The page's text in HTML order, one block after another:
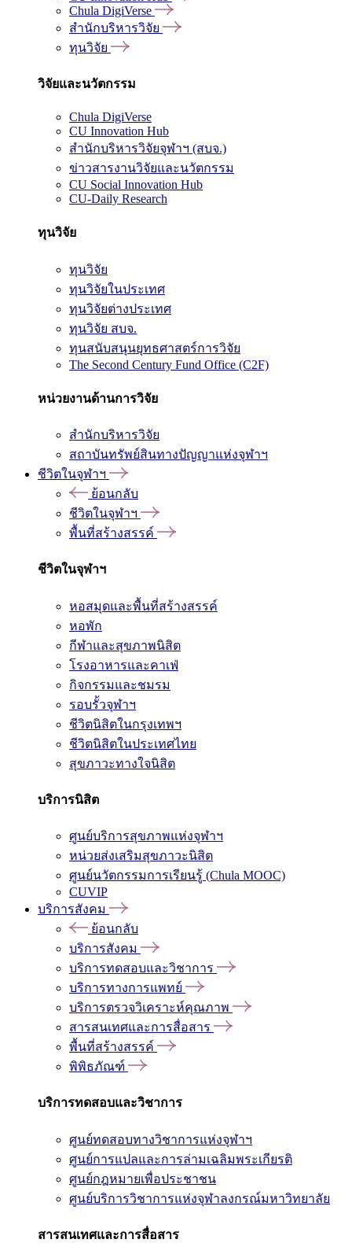
Chula DigiVerse
สำนักบริหารวิจัย
ทุนวิจัย
วิจัยและนวัตกรรม
Chula DigiVerse
CU Innovation Hub
สำนักบริหารวิจัยจุฬาฯ (สบจ.)
ข่าวสารงานวิจัยและนวัตกรรม
CU Social Innovation Hub
CU-Daily Research
ทุนวิจัย
ทุนวิจัย
ทุนวิจัยในประเทศ
ทุนวิจัยต่างประเทศ
ทุนวิจัย สบจ.
ทุนสนับสนุนยุทธศาสตร์การวิจัย
The Second Century Fund Office (C2F)
หน่วยงานด้านการวิจัย
สำนักบริหารวิจัย
สถาบันทรัพย์สินทางปัญญาแห่งจุฬาฯ
ชีวิตในจุฬาฯ
ย้อนกลับ
ชีวิตในจุฬาฯ
พื้นที่สร้างสรรค์
ชีวิตในจุฬาฯ
หอสมุดและพื้นที่สร้างสรรค์
หอพัก
กีฬาและสุขภาพนิสิต
โรงอาหารและคาเฟ่
กิจกรรมและชมรม
รอบรั้วจุฬาฯ
ชีวิตนิสิตในกรุงเทพฯ
ชีวิตนิสิตในประเทศไทย
สุขภาวะทางใจนิสิต
บริการนิสิต
ศูนย์บริการสุขภาพแห่งจุฬาฯ
หน่วยส่งเสริมสุขภาวะนิสิต
ศูนย์นวัตกรรมการเรียนรู้ (Chula MOOC)
CUVIP
บริการสังคม
ย้อนกลับ
บริการสังคม
บริการทดสอบและวิชาการ
บริการทางการแพทย์
บริการตรวจวิเคราะห์คุณภาพ
สารสนเทศและการสื่อสาร
พื้นที่สร้างสรรค์
พิพิธภัณฑ์
บริการทดสอบและวิชาการ
ศูนย์ทดสอบทางวิชาการแห่งจุฬาฯ
ศูนย์การแปลและการล่ามเฉลิมพระเกียรติ
ศูนย์กฎหมายเพื่อประชาชน
ศูนย์บริการวิชาการแห่งจุฬาลงกรณ์มหาวิทยาลัย
สารสนเทศและการสื่อสาร